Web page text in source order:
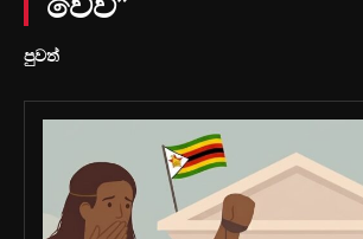
වේවි”
පුවත්